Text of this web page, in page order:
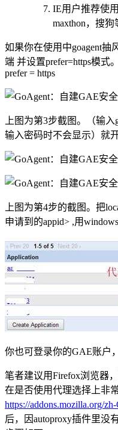
IE用户推荐使
maxthon，搜狗
如果你在使用中goagent抽
端 并设置prefer=https模式
prefer = https
上图为第3步截图。（输
输入密码时不会显示）就
上图为第4步的截图。把
申请到的appid> ,用
你也可登录你的GAE账户
笔者建议用Firefox浏览器
在是否使用代理选择上非
https://addons.mozilla.org/
后，因autoproxy插件里没